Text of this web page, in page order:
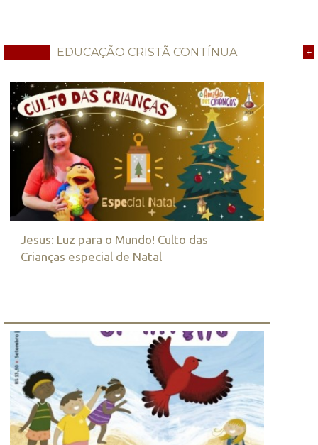
EDUCAÇÃO CRISTÃ CONTÍNUA +
Jesus: Luz para o Mundo! Culto das
Crianças especial de Natal